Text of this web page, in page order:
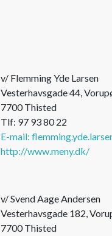
v/ Flemming Yde Larsen
Vesterhavsgade 44,
7700 Thisted
Tlf: 97 93 80 22
E-mail:
http://www.meny.dk/
v/ Svend Aage Andersen
Vesterhavsgade 182,
7700 Thisted